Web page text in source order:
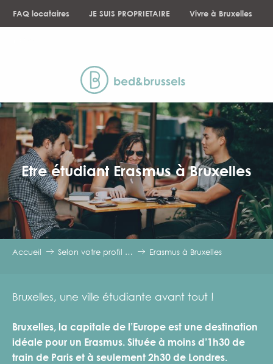
FAQ locataires JE SUIS PROPRIETAIRE Vivre à Bruxelles
Etre étudiant Erasmus à Bruxelles
Accueil Selon votre profil … Erasmus à Bruxelles
Bruxelles, une ville étudiante avant tout !
Bruxelles, la capitale de l’Europe est une destination
idéale pour un Erasmus. Située à moins d’1h30 de
train de Paris et à seulement 2h30 de Londres.